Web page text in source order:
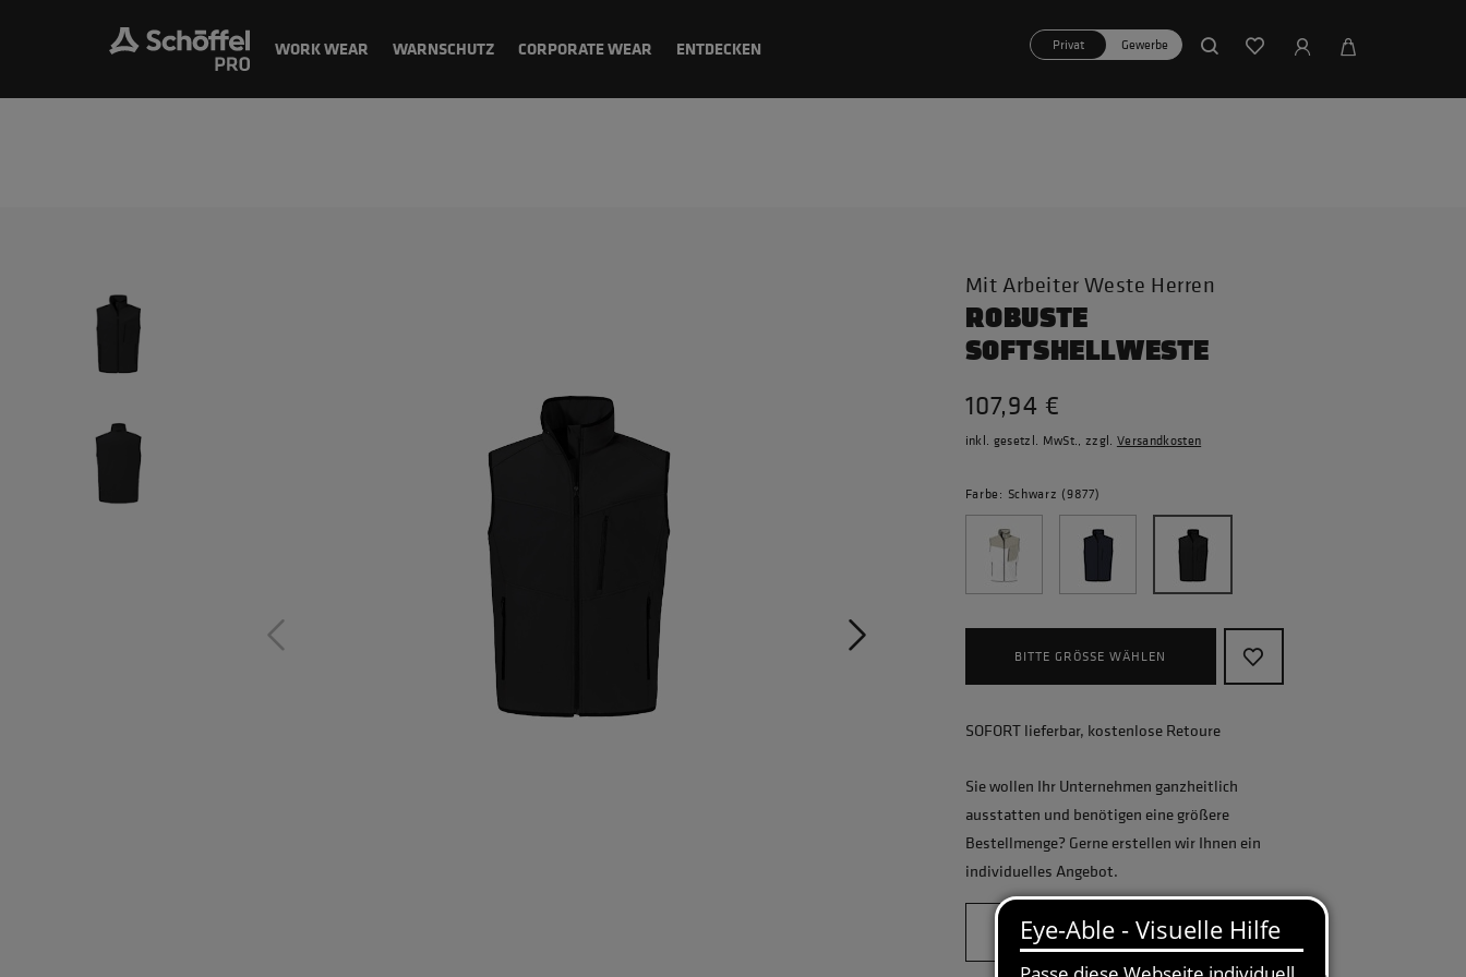
WORK WEAR WARNSCHUTZ CORPORATE WEAR ENTDECKEN Privat Gewerbe
Mit Arbeiter Weste Herren
ROBUSTE
SOFTSHELLWESTE
107,94 €
inkl. gesetzl. MwSt., zzgl. Versandkosten
Farbe: Schwarz (9877)
BITTE GRÖSSE WÄHLEN
SOFORT lieferbar, kostenlose Retoure
Sie wollen Ihr Unternehmen ganzheitlich
ausstatten und benötigen eine größere
Bestellmenge? Gerne erstellen wir Ihnen ein
individuelles Angebot.
JETZT ANFRAGEN